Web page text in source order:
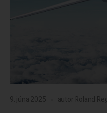
9. júna 2025 autor Roland